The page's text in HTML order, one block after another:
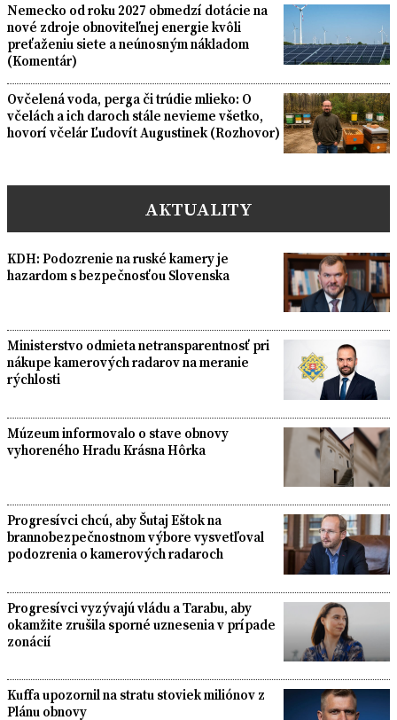
Nemecko od roku 2027 obmedzí dotácie na
nové zdroje obnoviteľnej energie kvôli
preťaženiu siete a neúnosným nákladom
(Komentár)
Ovčelená voda, perga či trúdie mlieko: O
včelách a ich daroch stále nevieme všetko,
hovorí včelár Ľudovít Augustinek (Rozhovor)
AKTUALITY
KDH: Podozrenie na ruské kamery je
hazardom s bezpečnosťou Slovenska
Ministerstvo odmieta netransparentnosť pri
nákupe kamerových radarov na meranie
rýchlosti
Múzeum informovalo o stave obnovy
vyhoreného Hradu Krásna Hôrka
Progresívci chcú, aby Šutaj Eštok na
brannobezpečnostnom výbore vysvetľoval
podozrenia o kamerových radaroch
Progresívci vyzývajú vládu a Tarabu, aby
okamžite zrušila sporné uznesenia v prípade
zonácií
Kuffa upozornil na stratu stoviek miliónov z
Plánu obnovy